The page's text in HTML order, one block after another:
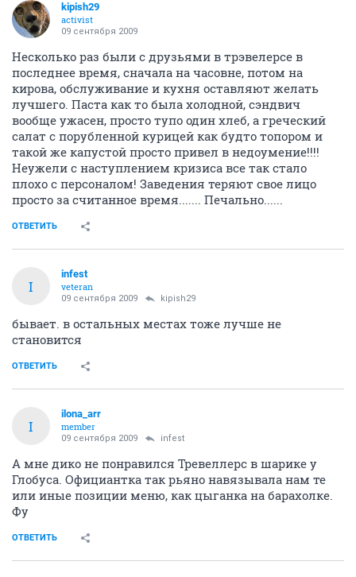
kipish29
activist
09 сентября 2009
Несколько раз были с друзьями в трэвелерсе в
последнее время, сначала на часовне, потом на
кирова, обслуживание и кухня оставляют желать
лучшего. Паста как то была холодной, сэндвич
вообще ужасен, просто тупо один хлеб, а греческий
салат с порубленной курицей как будто топором и
такой же капустой просто привел в недоумение!!!!
Неужели с наступлением кризиса все так стало
плохо с персоналом! Заведения теряют свое лицо
просто за считанное время....... Печально......
ОТВЕТИТЬ
I
infest
veteran
09 сентября 2009 kipish29
бывает. в остальных местах тоже лучше не
становится
ОТВЕТИТЬ
I
ilona_arr
member
09 сентября 2009 infest
А мне дико не понравился Тревеллерс в шарике у
Глобуса. Официантка так рьяно навязывала нам те
или иные позиции меню, как цыганка на барахолке.
Фу
ОТВЕТИТЬ